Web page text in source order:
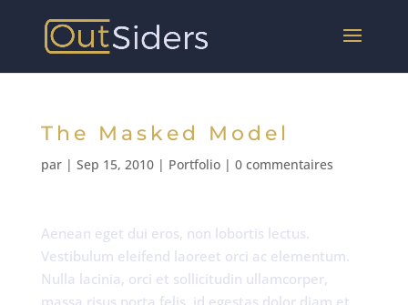
The Masked Model
par | Sep 15, 2010| Portfolio| 0 commentaires
Aenean eget dui eros, non lobortis lectus.
Vestibulum eleifend laoreet orci ac elementum.
Nulla lacinia, orci et sollicitudin ullamcorper,
massa risus porta felis, id egestas dolor diam et